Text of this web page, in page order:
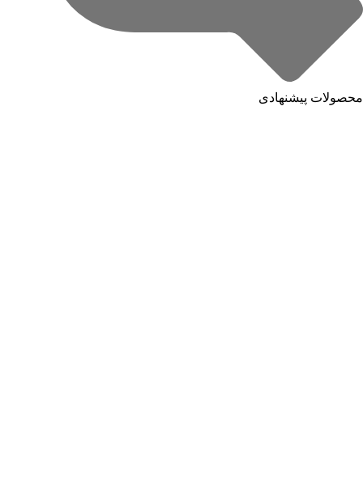
محصولات پیشنهادی